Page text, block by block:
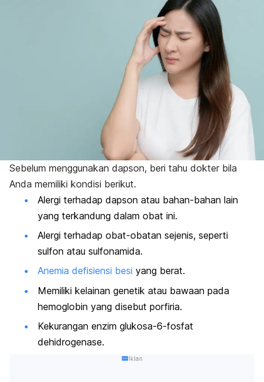
Sebelum menggunakan dapson, beri tahu dokter bila
Anda memiliki kondisi berikut.
Alergi terhadap dapson atau bahan-bahan lain
yang terkandung dalam obat ini.
Alergi terhadap obat-obatan sejenis, seperti
sulfon atau sulfonamida.
Anemia defisiensi besi yang berat.
Memiliki kelainan genetik atau bawaan pada
hemoglobin yang disebut porfiria.
Kekurangan enzim glukosa-6-fosfat
dehidrogenase.
Iklan